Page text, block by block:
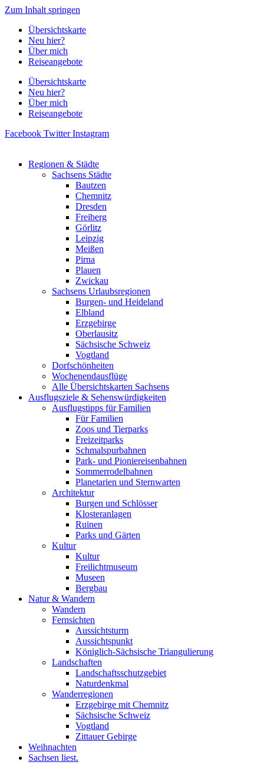
Zum Inhalt springen
Übersichtskarte
Neu hier?
Über mich
Reiseangebote
Übersichtskarte
Neu hier?
Über mich
Reiseangebote
Facebook Twitter Instagram
Regionen & Städte
Sachsens Städte
Bautzen
Chemnitz
Dresden
Freiberg
Görlitz
Leipzig
Meißen
Pirna
Plauen
Zwickau
Sachsens Urlaubsregionen
Burgen- und Heideland
Elbland
Erzgebirge
Oberlausitz
Sächsische Schweiz
Vogtland
Dorfschönheiten
Wochenendausflüge
Alle Übersichtskarten Sachsens
Ausflugsziele & Sehenswürdigkeiten
Ausflugstipps für Familien
Für Familien
Zoos und Tierparks
Freizeitparks
Schmalspurbahnen
Park- und Pioniereisenbahnen
Sommerrodelbahnen
Planetarien und Sternwarten
Architektur
Burgen und Schlösser
Klosteranlagen
Ruinen
Parks und Gärten
Kultur
Kultur
Freilichtmuseum
Museen
Bergbau
Natur & Wandern
Wandern
Fernsichten
Aussichtsturm
Aussichtspunkt
Königlich-Sächsische Triangulierung
Landschaften
Landschaftsschutzgebiet
Naturdenkmal
Wanderregionen
Erzgebirge mit Chemnitz
Sächsische Schweiz
Vogtland
Zittauer Gebirge
Weihnachten
Sachsen liest.